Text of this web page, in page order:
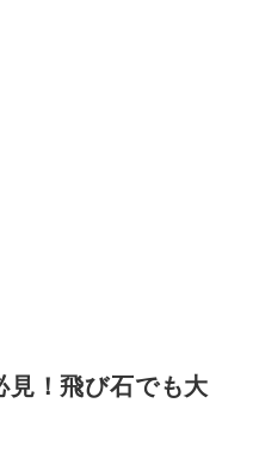
見！飛び石でも大